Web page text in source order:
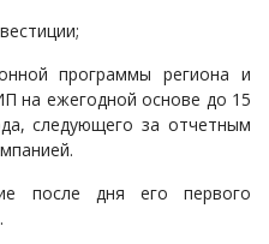
программы региона и
на ежегодной основе до 15
следующего за отчетным
после дня его первого